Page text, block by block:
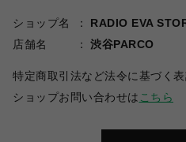
ショップ名
RADIO EVA
店舗名
渋谷PARCO
特定商取引法など法令に基づく
ショップお問い合わせは こちら